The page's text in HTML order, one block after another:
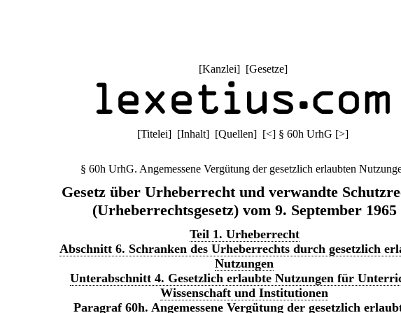
[Kanzlei] [Gesetze]
[Titelei] [Inhalt] [Quellen] [<] § 60h UrhG [>]
§ 60h UrhG. Angemessene Vergütung der gesetzlich erlaubten
Gesetz über Urheberrecht und verwandte
(Urheberrechtsgesetz) vom 9. September 1965
Teil 1. Urheberrecht
Abschnitt 6. Schranken des Urheberrechts durch gesetzlich
Nutzungen
Unterabschnitt 4. Gesetzlich erlaubte Nutzungen für
Wissenschaft und Institutionen
Paragraf 60h. Angemessene Vergütung der gesetzlich